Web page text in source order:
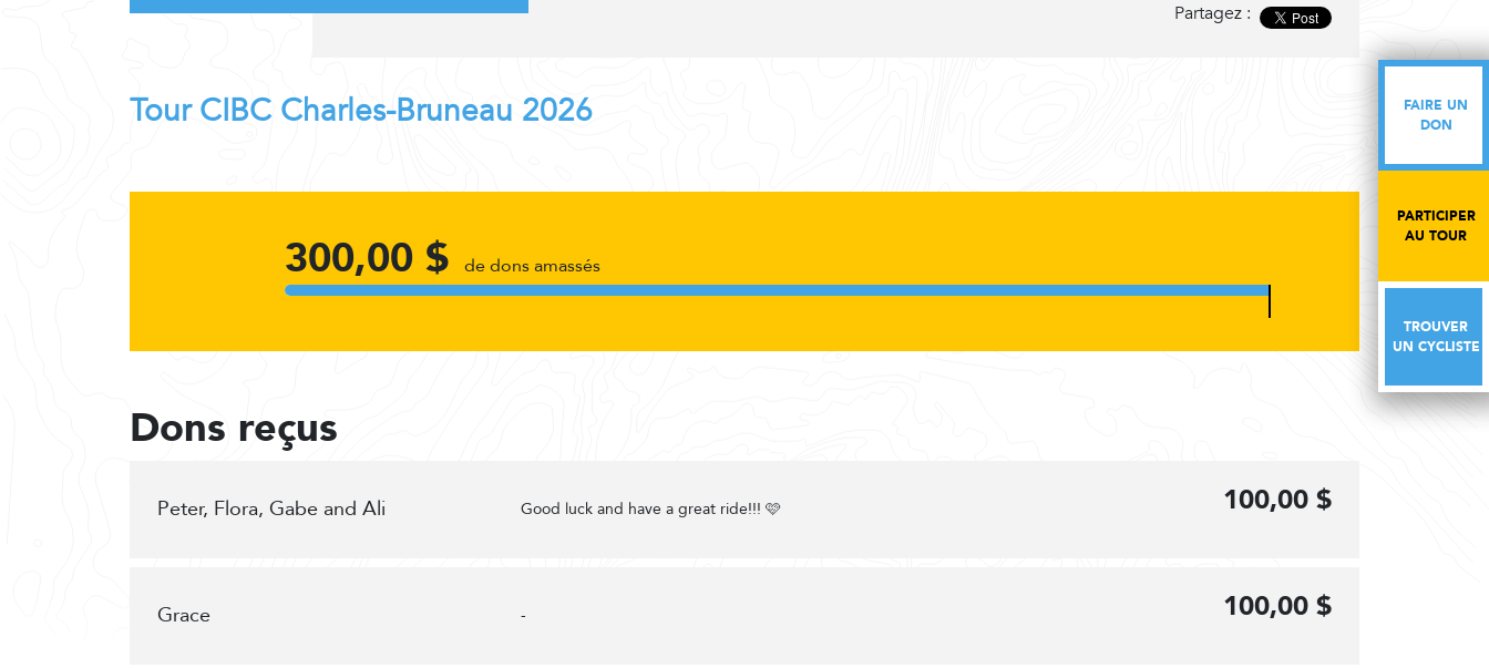
FAIRE UN
DON
PARTICIPER
AU TOUR
TROUVER
UN CYCLISTE
Partagez :
Tour CIBC Charles-Bruneau 2026
300,00 $ de dons amassés
Dons reçus
Peter, Flora, Gabe and Ali Good luck and have a great ride!!! 🩷 100,00 $
Grace - 100,00 $
FAIRE UN
DON
PARTICIPER
AU TOUR
TROUVER
UN CYCLISTE